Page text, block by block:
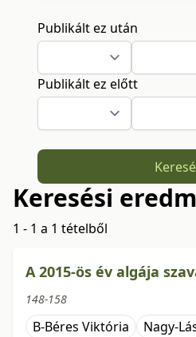
Publikált ez után
Publikált ez előtt
Keresési
1 - 1 a 1 tételből
A 2015-ös év algája
148-158
B-Béres Viktória
Nagy-